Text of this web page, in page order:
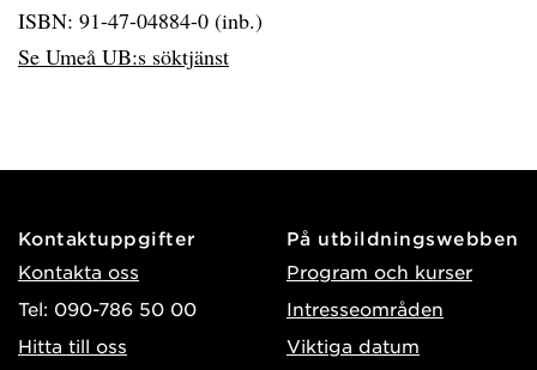
ISBN: 91-47-04884-0 (inb.)
Se Umeå UB:s söktjänst
Kontaktuppgifter
Kontakta oss
Tel: 090-786 50 00
Hitta till oss
På utbildningswebben
Program och kurser
Intresseområden
Viktiga datum